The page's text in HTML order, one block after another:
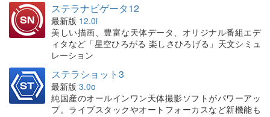
ステラナビゲータ12
最新版 12.0i
美しい描画、豊富な天体データ、オリジナル番組エデ
ィタなど「星空ひろがる 楽しさひろげる」天文シミュ
レーション
ステラショット3
最新版 3.0o
純国産のオールインワン天体撮影ソフトがパワーアッ
プ。ライブスタックやオートフォーカスなど新機能も